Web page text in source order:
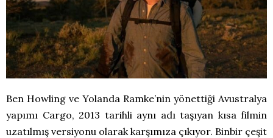
Ben Howling ve Yolanda Ramke’nin yönettiği Avustralya
yapımı Cargo, 2013 tarihli aynı adı taşıyan kısa filmin
uzatılmış versiyonu olarak karşımıza çıkıyor. Binbir çeşit